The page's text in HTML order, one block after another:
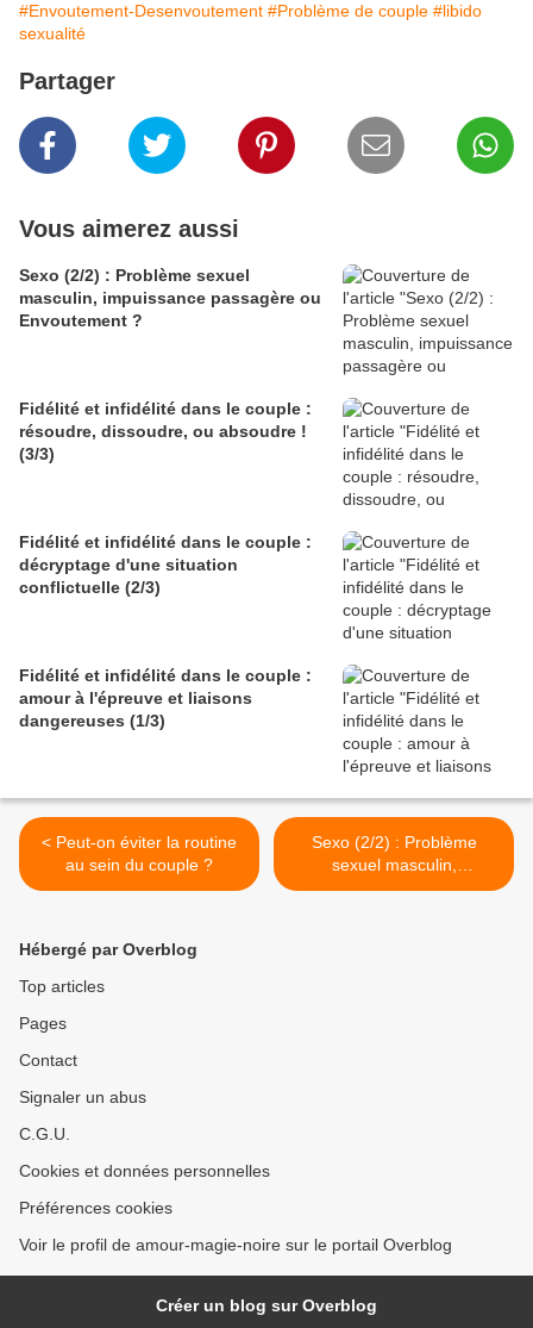
#Envoutement-Desenvoutement #Problème de couple #libido
sexualité
Partager
Vous aimerez aussi
Sexo (2/2) : Problème sexuel
masculin, impuissance passagère ou
Envoutement ?
Fidélité et infidélité dans le couple :
résoudre, dissoudre, ou absoudre !
(3/3)
Fidélité et infidélité dans le couple :
décryptage d'une situation
conflictuelle (2/3)
Fidélité et infidélité dans le couple :
amour à l'épreuve et liaisons
dangereuses (1/3)
< Peut-on éviter la routine
au sein du couple ?
Sexo (2/2) : Problème
sexuel masculin,
impuissance passagère ou
Hébergé par Overblog
Top articles
Pages
Contact
Signaler un abus
C.G.U.
Cookies et données personnelles
Préférences cookies
Voir le profil de amour-magie-noire sur le portail Overblog
Créer un blog sur Overblog